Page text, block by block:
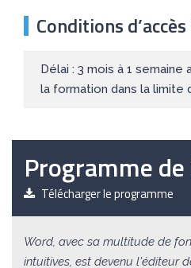
Conditions
Délai : 3 mois à 1
la formation dans la limite
Programme
Télécharger le programme
Word, avec sa multitude de
intuitives, est devenu l'éditeur